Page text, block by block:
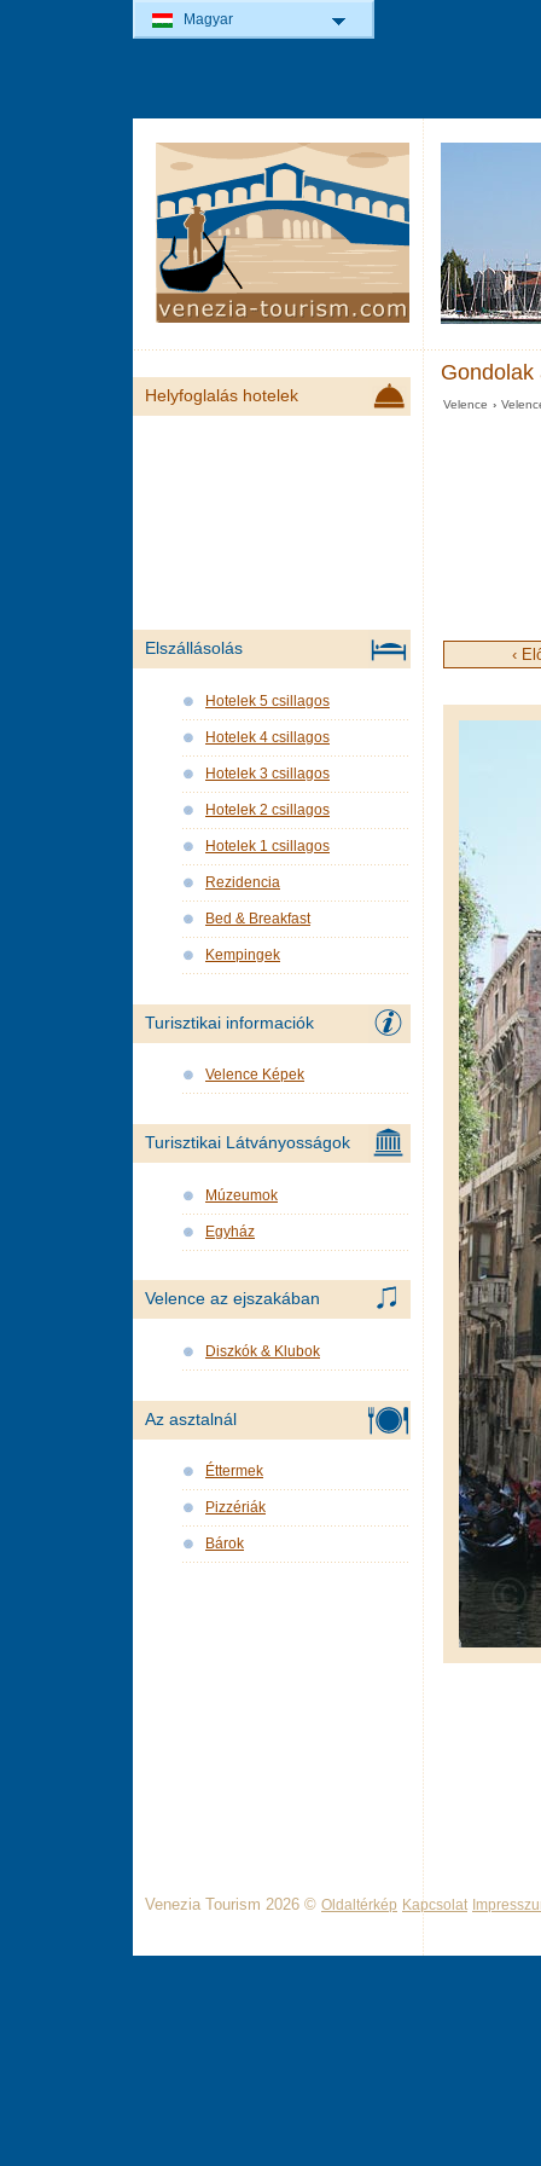
Gondolak
Velence ›
‹
Helyfoglalás hotelek
Elszállásolás
Hotelek 5 csillagos
Hotelek 4 csillagos
Hotelek 3 csillagos
Hotelek 2 csillagos
Hotelek 1 csillagos
Rezidencia
Bed & Breakfast
Kempingek
Turisztikai informaciók
Velence Képek
Turisztikai Látványosságok
Múzeumok
Egyház
Velence az ejszakában
Diszkók & Klubok
Az asztalnál
Éttermek
Pizzériák
Bárok
Venezia Tourism 2026 © Oldaltérkép Kapcsolat
Magyar